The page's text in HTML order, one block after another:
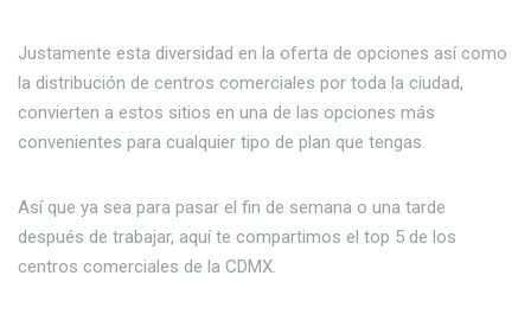
Justamente esta diversidad en la oferta de opciones así como
la distribución de centros comerciales por toda la ciudad,
convierten a estos sitios en una de las opciones más
convenientes para cualquier tipo de plan que tengas.
Así que ya sea para pasar el fin de semana o una tarde
después de trabajar, aquí te compartimos el top 5 de los
centros comerciales de la CDMX.